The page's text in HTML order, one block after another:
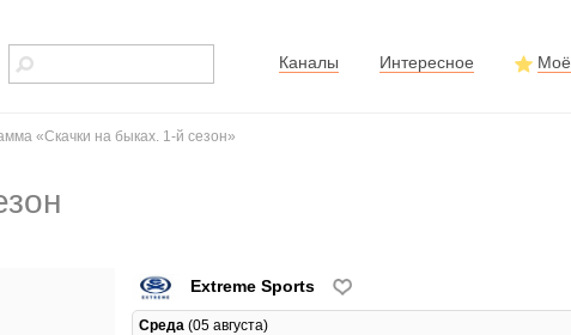
Каналы Интересное Моё
«Скачки на быках. 1-й сезон»
Extreme Sports
Среда (05 августа)